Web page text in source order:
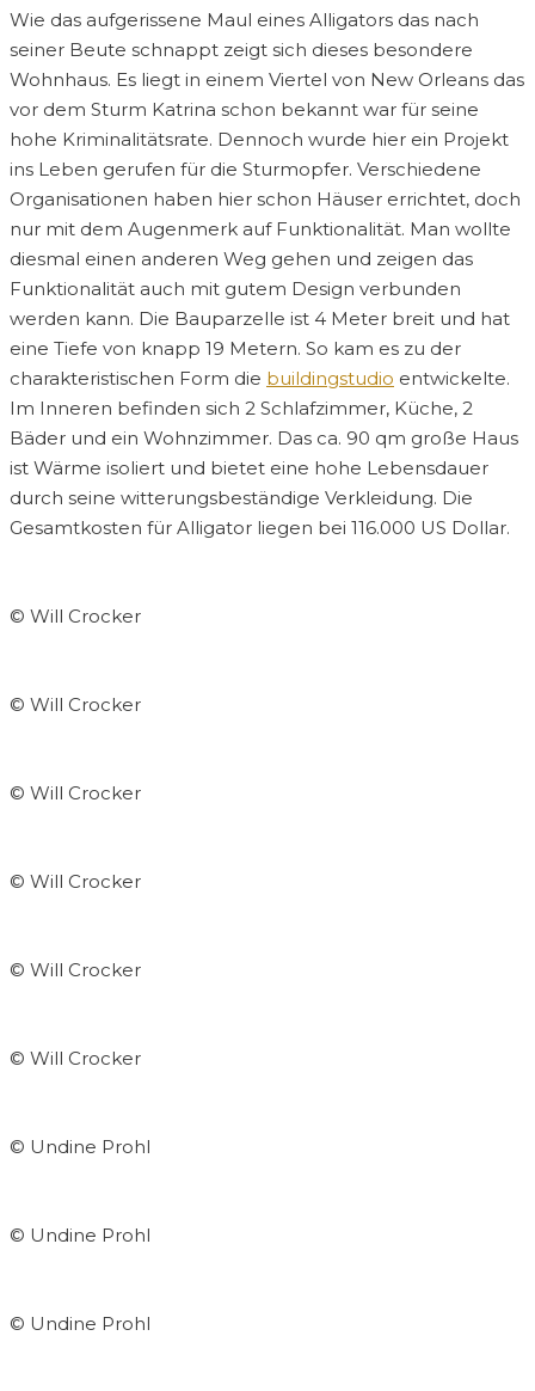
Wie das aufgerissene Maul eines Alligators das nach
seiner Beute schnappt zeigt sich dieses besondere
Wohnhaus. Es liegt in einem Viertel von New Orleans das
vor dem Sturm Katrina schon bekannt war für seine
hohe Kriminalitätsrate. Dennoch wurde hier ein Projekt
ins Leben gerufen für die Sturmopfer. Verschiedene
Organisationen haben hier schon Häuser errichtet, doch
nur mit dem Augenmerk auf Funktionalität. Man wollte
diesmal einen anderen Weg gehen und zeigen das
Funktionalität auch mit gutem Design verbunden
werden kann. Die Bauparzelle ist 4 Meter breit und hat
eine Tiefe von knapp 19 Metern. So kam es zu der
charakteristischen Form die buildingstudio entwickelte.
Im Inneren befinden sich 2 Schlafzimmer, Küche, 2
Bäder und ein Wohnzimmer. Das ca. 90 qm große Haus
ist Wärme isoliert und bietet eine hohe Lebensdauer
durch seine witterungsbeständige Verkleidung. Die
Gesamtkosten für Alligator liegen bei 116.000 US Dollar.
© Will Crocker
© Will Crocker
© Will Crocker
© Will Crocker
© Will Crocker
© Will Crocker
© Undine Prohl
© Undine Prohl
© Undine Prohl